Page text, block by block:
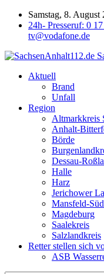
Samstag, 8. August
24h- Presseruf: 0
tv@vodafone.de
Aktuell
Brand
Unfall
Region
Altmarkkreis
Anhalt-
Börde
Dessau-
Halle
Harz
Jerichower
Mansfeld-
Magdeburg
Saalekreis
Salzlandkreis
Retter stellen sich
ASB